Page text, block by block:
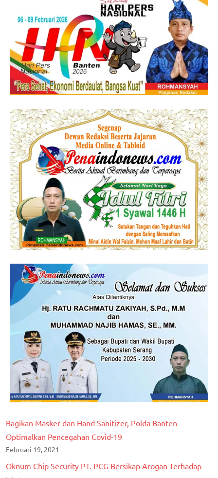
Bagikan Masker dan Hand Sanitizer, Polda Banten
Optimalkan Pencegahan Covid-19
Februari 19, 2021
Oknum Chip Security PT. PCG Bersikap Arogan Terhadap